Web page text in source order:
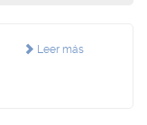
Leer más